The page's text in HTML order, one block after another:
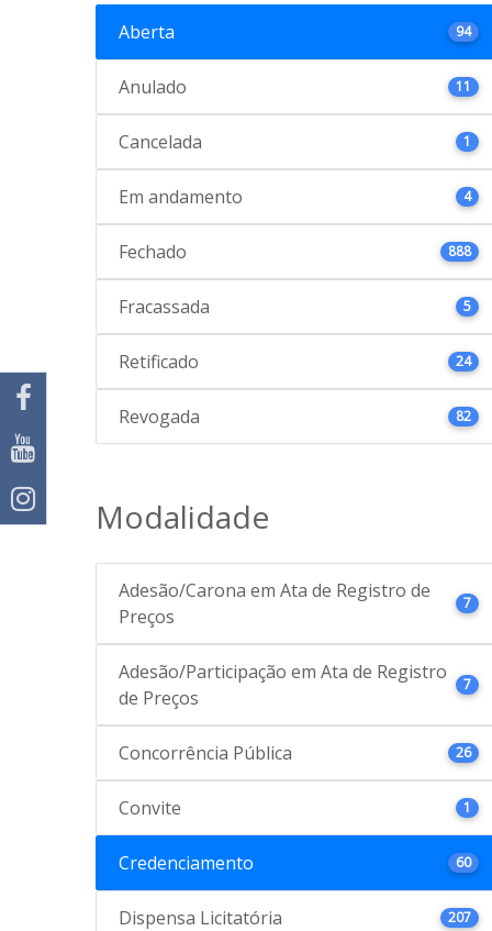
Aberta 94
Anulado 11
Cancelada 1
Em andamento 4
Fechado 888
Fracassada 5
Retificado 24
Revogada 82
Modalidade
Adesão/Carona em Ata de Registro de
Preços
7
Adesão/Participação em Ata de Registro
de Preços
7
Concorrência Pública 26
Convite 1
Credenciamento 60
Dispensa Licitatória 207